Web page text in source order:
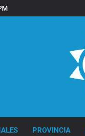
PROVINCIA